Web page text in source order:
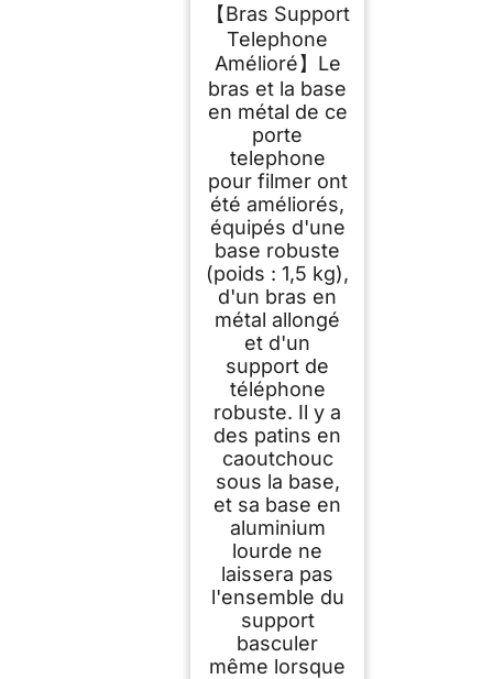
Telephone Support
pour iPhone, 30 CM
Long, Réglable et
Pliable, Adapté à la
Diffusion en Direct,
à la Peinture et à
L'enregistrement
Vidéo de
【Bras Support
Telephone
Amélioré】Le
bras et la base
en métal de ce
porte
telephone
pour filmer ont
été améliorés,
équipés d'une
base robuste
(poids : 1,5 kg),
d'un bras en
métal allongé
et d'un
support de
téléphone
robuste. Il y a
des patins en
caoutchouc
sous la base,
et sa base en
aluminium
lourde ne
laissera pas
l'ensemble du
support
basculer
même lorsque